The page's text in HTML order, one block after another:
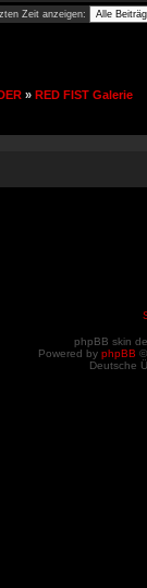
Zeit anzeigen:
» RED FIST Galerie
phpBB skin
Powered by phpBB
Deutsche